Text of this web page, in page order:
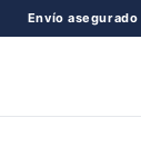
Envío asegurado